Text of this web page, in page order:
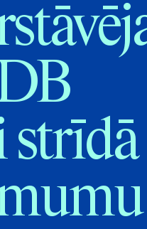
strīdā